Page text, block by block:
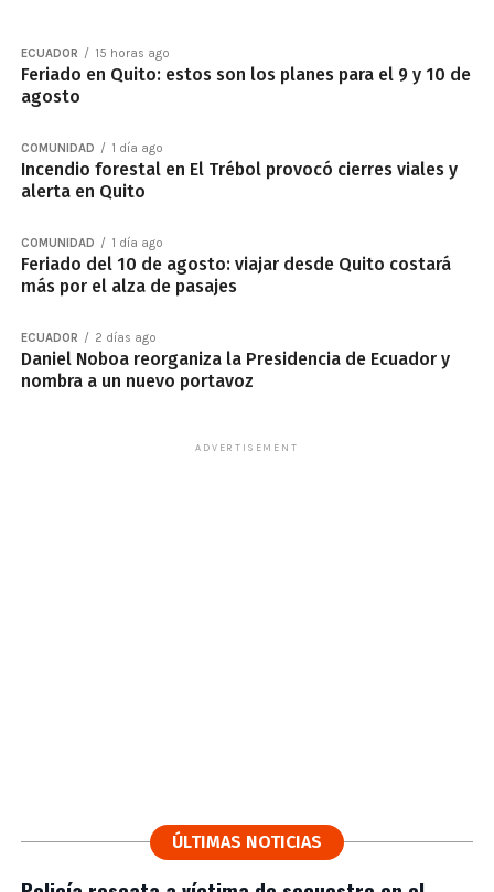
ECUADOR 15 horas ago
Feriado en Quito: estos son los planes para el 9 y 10 de
agosto
COMUNIDAD 1 día ago
Incendio forestal en El Trébol provocó cierres viales y
alerta en Quito
COMUNIDAD 1 día ago
Feriado del 10 de agosto: viajar desde Quito costará
más por el alza de pasajes
ECUADOR 2 días ago
Daniel Noboa reorganiza la Presidencia de Ecuador y
nombra a un nuevo portavoz
ADVERTISEMENT
ÚLTIMAS NOTICIAS